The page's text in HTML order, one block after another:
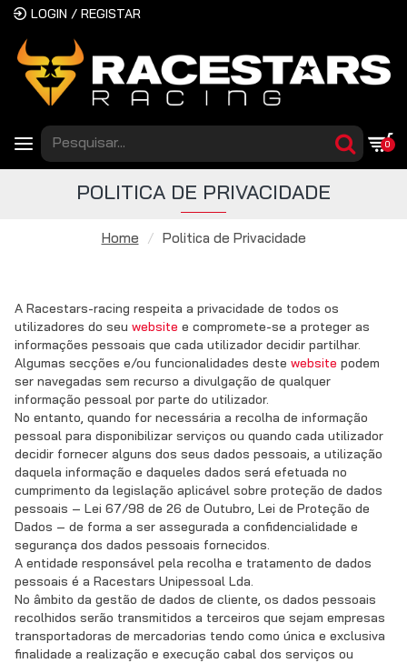
LOGIN / REGISTAR
0
Home Politica de Privacidade
POLITICA DE PRIVACIDADE
A Racestars-racing respeita a privacidade de todos os
utilizadores do seu website e compromete-se a proteger as
informações pessoais que cada utilizador decidir partilhar.
Algumas secções e/ou funcionalidades deste website podem
ser navegadas sem recurso a divulgação de qualquer
informação pessoal por parte do utilizador.
No entanto, quando for necessária a recolha de informação
pessoal para disponibilizar serviços ou quando cada utilizador
decidir fornecer alguns dos seus dados pessoais, a utilização
daquela informação e daqueles dados será efetuada no
cumprimento da legislação aplicável sobre proteção de dados
pessoais – Lei 67/98 de 26 de Outubro, Lei de Proteção de
Dados – de forma a ser assegurada a confidencialidade e
segurança dos dados pessoais fornecidos.
A entidade responsável pela recolha e tratamento de dados
pessoais é a Racestars Unipessoal Lda.
No âmbito da gestão de dados de cliente, os dados pessoais
recolhidos serão transmitidos a terceiros que sejam empresas
transportadoras de mercadorias tendo como única e exclusiva
finalidade a realização e execução cabal dos serviços ou